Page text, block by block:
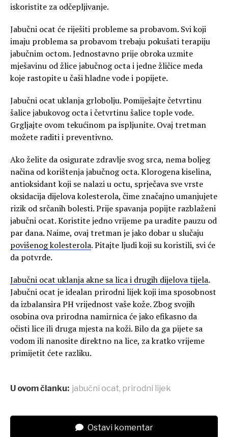
iskoristite za odčepljivanje.
Jabučni ocat će riješiti probleme sa probavom. Svi koji
imaju problema sa probavom trebaju pokušati terapiju
jabučnim octom. Jednostavno prije obroka uzmite
mješavinu od žlice jabučnog octa i jedne žličice meda
koje rastopite u čaši hladne vode i popijete.
Jabučni ocat uklanja grlobolju. Pomiješajte četvrtinu
šalice jabukovog octa i četvrtinu šalice tople vode.
Grgljajte ovom tekućinom pa ispljunite. Ovaj tretman
možete raditi i preventivno.
Ako želite da osigurate zdravlje svog srca, nema boljeg
načina od korištenja jabučnog octa. Klorogena kiselina,
antioksidant koji se nalazi u octu, sprječava sve vrste
oksidacija dijelova kolesterola, čime značajno umanjujete
rizik od srčanih bolesti. Prije spavanja popijte razblaženi
jabučni ocat. Koristite jedno vrijeme pa uradite pauzu od
par dana. Naime, ovaj tretman je jako dobar u slučaju
povišenog kolesterola. Pitajte ljudi koji su koristili, svi će
da potvrde.
Jabučni ocat uklanja akne sa lica i drugih dijelova tijela.
Jabučni ocat je idealan prirodni lijek koji ima sposobnost
da izbalansira PH vrijednost vaše kože. Zbog svojih
osobina ova prirodna namirnica će jako efikasno da
očisti lice ili druga mjesta na koži. Bilo da ga pijete sa
vodom ili nanosite direktno na lice, za kratko vrijeme
primijetit ćete razliku.
U ovom članku: jabučni ocat, prirodni lijek
Ostavi komentar